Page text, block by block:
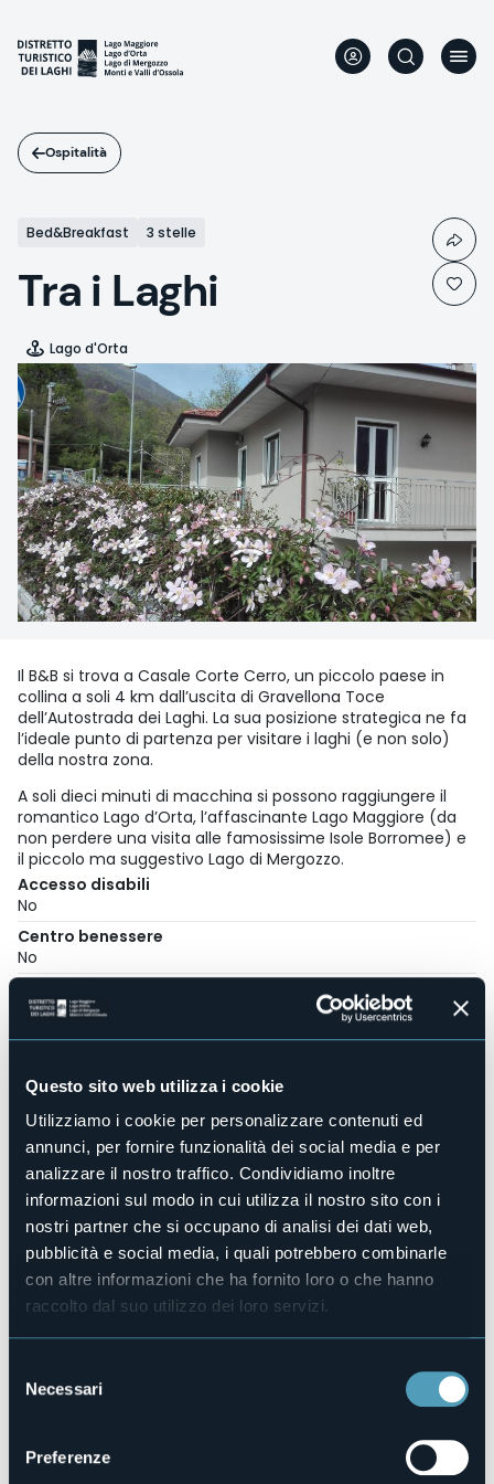
Questo sito web utilizza i cookie
Utilizziamo i cookie per personalizzare contenuti ed
annunci, per fornire funzionalità dei social media e per
analizzare il nostro traffico. Condividiamo inoltre
informazioni sul modo in cui utilizza il nostro sito con i
nostri partner che si occupano di analisi dei dati web,
pubblicità e social media, i quali potrebbero combinarle
con altre informazioni che ha fornito loro o che hanno
raccolto dal suo utilizzo dei loro servizi.
delNecessari
Preferenze
contenuto
principale
Ospitalità
Bed&Breakfast 3 stelle
Tra i Laghi
Lago d'Orta
Il B&B si trova a Casale Corte Cerro, un piccolo paese in
collina a soli 4 km dall’uscita di Gravellona Toce
dell’Autostrada dei Laghi. La sua posizione strategica ne fa
l’ideale punto di partenza per visitare i laghi (e non solo)
della nostra zona.
A soli dieci minuti di macchina si possono raggiungere il
romantico Lago d’Orta, l’affascinante Lago Maggiore (da
non perdere una visita alle famosissime Isole Borromee) e
il piccolo ma suggestivo Lago di Mergozzo.
Accesso disabili
No
Centro benessere
No
No
Piscina
Animali ammessi
No
Camere
Posti letto
E-mail
info@bbtrailaghi.it
nives.brizzi@gmail.com
http://www.bbtrailaghi.it
+39 349 5273788